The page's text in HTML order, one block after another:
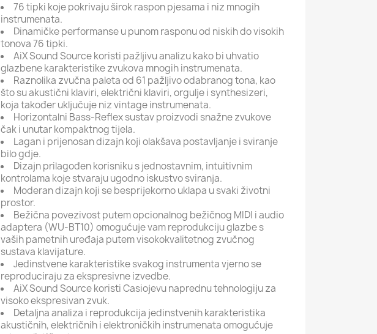
76 tipki koje pokrivaju širok raspon pjesama i niz mnogih
instrumenata.
Dinamičke performanse u punom rasponu od niskih do visokih
tonova 76 tipki.
AiX Sound Source koristi pažljivu analizu kako bi uhvatio
glazbene karakteristike zvukova mnogih instrumenata.
Raznolika zvučna paleta od 61 pažljivo odabranog tona, kao
što su akustični klaviri, električni klaviri, orgulje i synthesizeri,
koja također uključuje niz vintage instrumenata.
Horizontalni Bass-Reflex sustav proizvodi snažne zvukove
čak i unutar kompaktnog tijela.
Lagan i prijenosan dizajn koji olakšava postavljanje i sviranje
bilo gdje.
Dizajn prilagođen korisniku s jednostavnim, intuitivnim
kontrolama koje stvaraju ugodno iskustvo sviranja.
Moderan dizajn koji se besprijekorno uklapa u svaki životni
prostor.
Bežična povezivost putem opcionalnog bežičnog MIDI i audio
adaptera (WU-BT10) omogućuje vam reprodukciju glazbe s
vaših pametnih uređaja putem visokokvalitetnog zvučnog
sustava klavijature.
Jedinstvene karakteristike svakog instrumenta vjerno se
reproduciraju za ekspresivne izvedbe.
AiX Sound Source koristi Casiojevu naprednu tehnologiju za
visoko ekspresivan zvuk.
Detaljna analiza i reprodukcija jedinstvenih karakteristika
akustičnih, električnih i elektroničkih instrumenata omogućuje